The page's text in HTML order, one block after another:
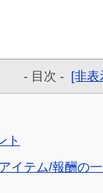
- 目次 - [非表
ト
イテム/報酬の